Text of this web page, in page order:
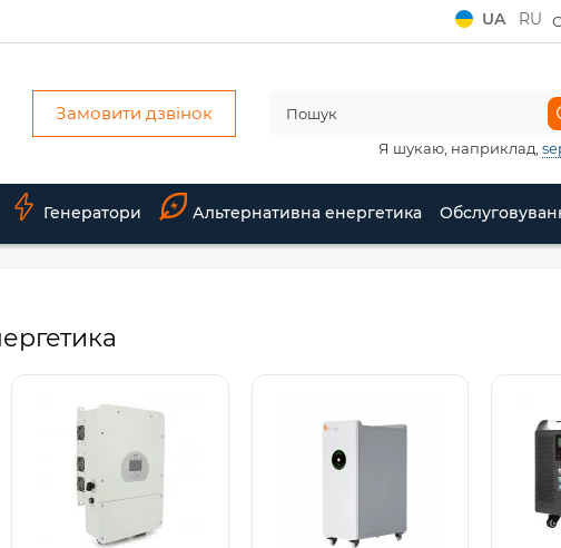
UA RU
Замовити дзвінок
Я шукаю, наприклад,
Генератори Альтернативна енергетика